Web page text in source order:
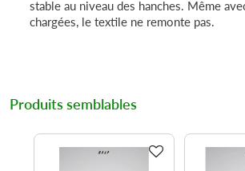
stable au niveau des hanches. Même
chargées, le textile ne remonte pas.
Produits semblables